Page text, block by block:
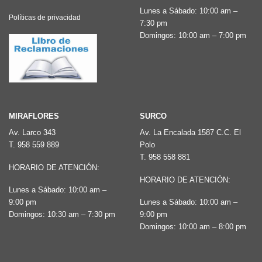
Políticas de privacidad
Lunes a Sábado: 10:00 am –
7:30 pm
Domingos: 10:00 am – 7:00 pm
MIRAFLORES
Av. Larco 343
T. 958 559 889
HORARIO DE ATENCIÓN:
Lunes a Sábado: 10:00 am –
9:00 pm
Domingos: 10:30 am – 7:30 pm
SURCO
Av. La Encalada 1587 C.C. El
Polo
T. 958 558 881
HORARIO DE ATENCIÓN:
Lunes a Sábado: 10:00 am –
9:00 pm
Domingos: 10:00 am – 8:00 pm